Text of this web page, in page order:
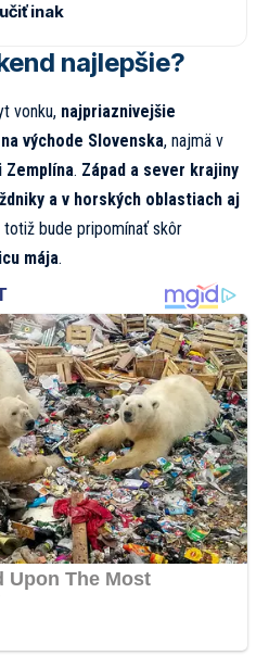
inak
najlepšie?
vonku, najpriaznivejšie
východe Slovenska, najmä v
Zemplína. Západ a sever krajiny
a v horských oblastiach aj
totiž bude pripomínať skôr
mája.